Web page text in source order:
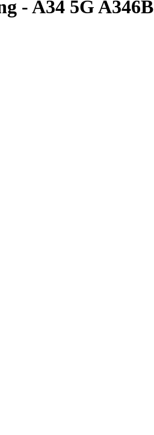
- A34 5G A346B